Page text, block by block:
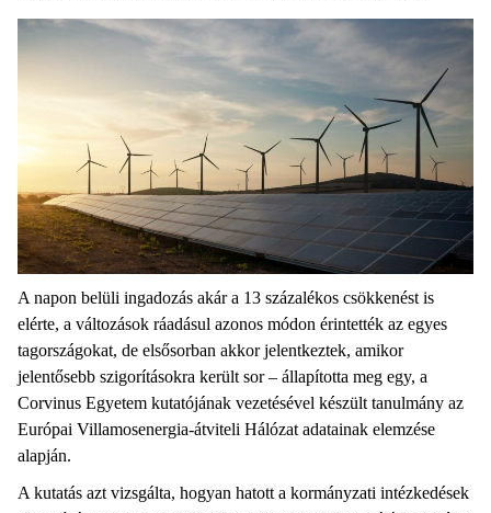
A napon belüli ingadozás akár a 13 százalékos csökkenést is
elérte, a változások ráadásul azonos módon érintették az egyes
tagországokat, de elsősorban akkor jelentkeztek, amikor
jelentősebb szigorításokra került sor – állapította meg egy, a
Corvinus Egyetem kutatójának vezetésével készült tanulmány az
Európai Villamosenergia-átviteli Hálózat adatainak elemzése
alapján.
A kutatás azt vizsgálta, hogyan hatott a kormányzati intézkedések